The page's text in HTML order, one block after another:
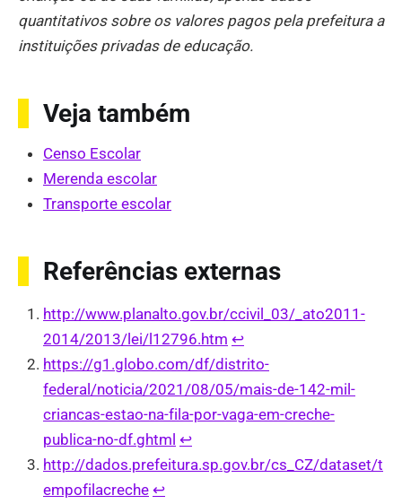
quantitativos sobre os valores pagos pela prefeitura a
instituições privadas de educação.
Veja também
Censo Escolar
Merenda escolar
Transporte escolar
Referências externas
http://www.planalto.gov.br/ccivil_03/_ato2011-
2014/2013/lei/l12796.htm ↩︎
https://g1.globo.com/df/distrito-
federal/noticia/2021/08/05/mais-de-142-mil-
criancas-estao-na-fila-por-vaga-em-creche-
publica-no-df.ghtml ↩︎
http://dados.prefeitura.sp.gov.br/cs_CZ/dataset/t
empofilacreche ↩︎